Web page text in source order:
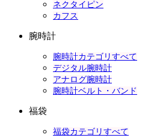
ネクタイピン
カフス
腕時計
腕時計カテゴリすべて
デジタル腕時計
アナログ腕時計
腕時計ベルト・バンド
福袋
福袋カテゴリすべて